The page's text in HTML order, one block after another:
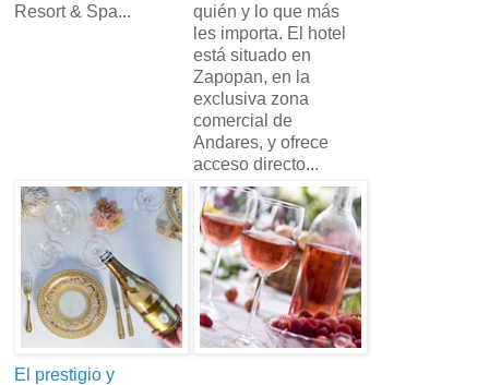
Resort & Spa...
quién y lo que más
les importa. El hotel
está situado en
Zapopan, en la
exclusiva zona
comercial de
Andares, y ofrece
acceso directo...
El prestigio y